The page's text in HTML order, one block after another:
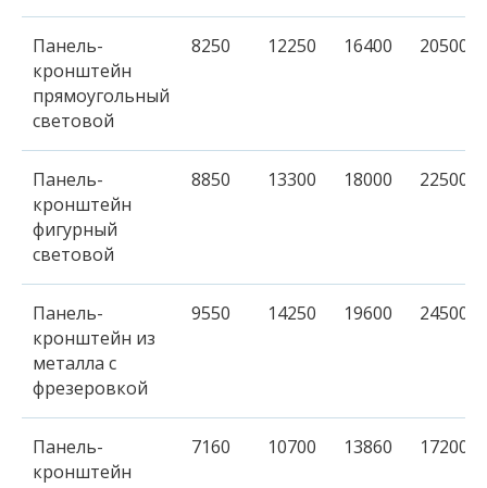
Панель-
кронштейн
прямоугольный
световой
8250 12250 16400 20500
Панель-
кронштейн
фигурный
световой
8850 13300 18000 22500
Панель-
кронштейн из
металла c
фрезеровкой
9550 14250 19600 24500
Панель-
кронштейн
7160 10700 13860 17200